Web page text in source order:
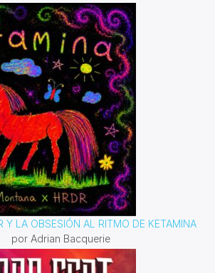
Y LA OBSESIÓN AL RITMO DE KETAMINA
por Adrian Bacquerie